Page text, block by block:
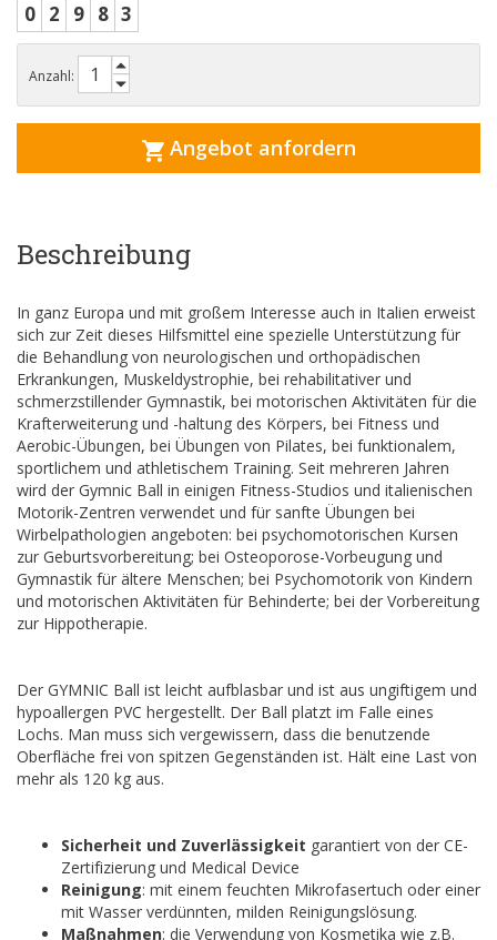
0 2 9 8 3
Anzahl:
Angebot anfordern
Beschreibung
In ganz Europa und mit großem Interesse auch in Italien erweist
sich zur Zeit dieses Hilfsmittel eine spezielle Unterstützung für
die Behandlung von neurologischen und orthopädischen
Erkrankungen, Muskeldystrophie, bei rehabilitativer und
schmerzstillender Gymnastik, bei motorischen Aktivitäten für die
Krafterweiterung und -haltung des Körpers, bei Fitness und
Aerobic-Übungen, bei Übungen von Pilates, bei funktionalem,
sportlichem und athletischem Training. Seit mehreren Jahren
wird der Gymnic Ball in einigen Fitness-Studios und italienischen
Motorik-Zentren verwendet und für sanfte Übungen bei
Wirbelpathologien angeboten: bei psychomotorischen Kursen
zur Geburtsvorbereitung; bei Osteoporose-Vorbeugung und
Gymnastik für ältere Menschen; bei Psychomotorik von Kindern
und motorischen Aktivitäten für Behinderte; bei der Vorbereitung
zur Hippotherapie.
Der GYMNIC Ball ist leicht aufblasbar und ist aus ungiftigem und
hypoallergen PVC hergestellt. Der Ball platzt im Falle eines
Lochs. Man muss sich vergewissern, dass die benutzende
Oberfläche frei von spitzen Gegenständen ist. Hält eine Last von
mehr als 120 kg aus.
Sicherheit und Zuverlässigkeit garantiert von der CE-
Zertifizierung und Medical Device
Reinigung: mit einem feuchten Mikrofasertuch oder einer
mit Wasser verdünnten, milden Reinigungslösung.
Maßnahmen: die Verwendung von Kosmetika wie z.B.